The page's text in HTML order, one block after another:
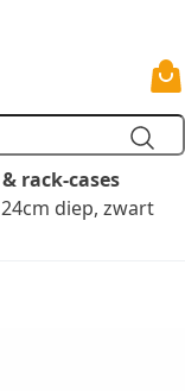
rack-cases
24cm diep, zwart